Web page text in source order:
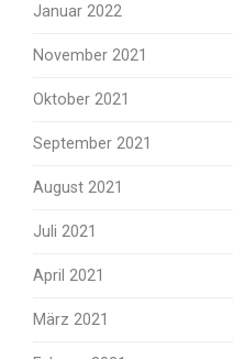
Januar 2022
November 2021
Oktober 2021
September 2021
August 2021
Juli 2021
April 2021
März 2021